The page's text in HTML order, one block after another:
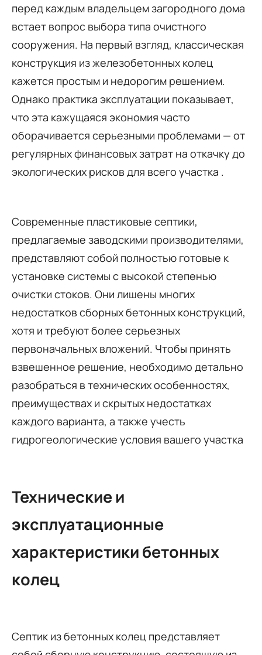
перед каждым владельцем загородного дома
встает вопрос выбора типа очистного
сооружения. На первый взгляд, классическая
конструкция из железобетонных колец
кажется простым и недорогим решением.
Однако практика эксплуатации показывает,
что эта кажущаяся экономия часто
оборачивается серьезными проблемами — от
регулярных финансовых затрат на откачку до
экологических рисков для всего участка .
Современные пластиковые септики,
предлагаемые заводскими производителями,
представляют собой полностью готовые к
установке системы с высокой степенью
очистки стоков. Они лишены многих
недостатков сборных бетонных конструкций,
хотя и требуют более серьезных
первоначальных вложений. Чтобы принять
взвешенное решение, необходимо детально
разобраться в технических особенностях,
преимуществах и скрытых недостатках
каждого варианта, а также учесть
гидрогеологические условия вашего участка
Технические и
эксплуатационные
характеристики бетонных
колец
Септик из бетонных колец представляет